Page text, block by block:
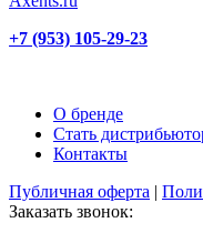
+7 (953) 105-29-23
О бренде
Стать
Контакты
Публичная оферта |
Заказать звонок: